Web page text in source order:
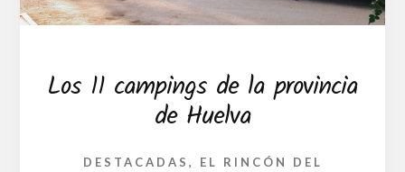
Los 11 campings de la provincia
de Huelva
DESTACADAS , EL RINCÓN DEL